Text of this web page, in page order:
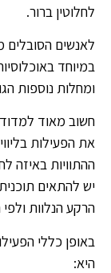
לחלוטין ברור.
לאנשים הסובלים
במיוחד
ומחלות נוספות
חשוב מאוד
את הפעילות
ההתוויות באיזה
יש להתאים
הרקע הנלוות
באופן כללי
היא: